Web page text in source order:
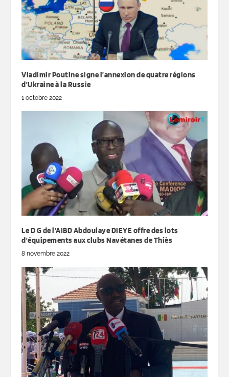
Vladimir Poutine signe l’annexion de quatre régions
d’Ukraine à la Russie
1 octobre 2022
Le D G de l’AIBD Abdoulaye DIEYE offre des lots
d’équipements aux clubs Navétanes de Thiès
8 novembre 2022